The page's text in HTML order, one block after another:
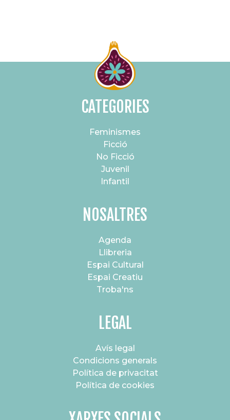
CATEGORIES
Feminismes
Ficció
No Ficció
Juvenil
Infantil
NOSALTRES
Agenda
Llibreria
Espai Cultural
Espai Creatiu
Troba'ns
LEGAL
Avís legal
Condicions generals
Política de privacitat
Política de cookies